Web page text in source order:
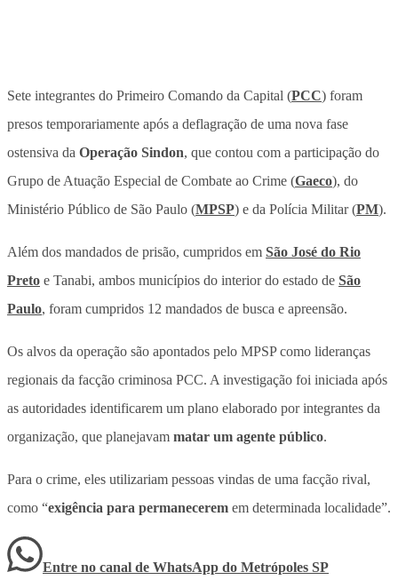
Sete integrantes do Primeiro Comando da Capital (PCC) foram
presos temporariamente após a deflagração de uma nova fase
ostensiva da Operação Sindon, que contou com a participação do
Grupo de Atuação Especial de Combate ao Crime (Gaeco), do
Ministério Público de São Paulo (MPSP) e da Polícia Militar (PM).
Além dos mandados de prisão, cumpridos em São José do Rio
Preto e Tanabi, ambos municípios do interior do estado de São
Paulo, foram cumpridos 12 mandados de busca e apreensão.
Os alvos da operação são apontados pelo MPSP como lideranças
regionais da facção criminosa PCC. A investigação foi iniciada após
as autoridades identificarem um plano elaborado por integrantes da
organização, que planejavam matar um agente público.
Para o crime, eles utilizariam pessoas vindas de uma facção rival,
como “exigência para permanecerem em determinada localidade”.
Entre no canal de WhatsApp do Metrópoles SP